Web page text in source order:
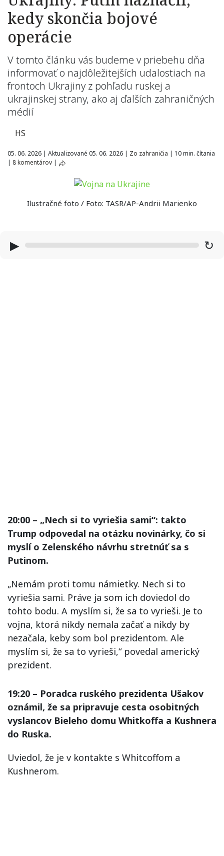
kedy skončia bojové
operácie
V tomto článku vás budeme v priebehu dňa
informovať o najdôležitejších udalostiach na
frontoch Ukrajiny z pohľadu ruskej a
ukrajinskej strany, ako aj ďalších zahraničných
médií
HS
05. 06. 2026 | Aktualizované 05. 06. 2026 | Zo zahraničia | 10 min. čítania
| 8 komentárov |
Ilustračné foto / Foto: TASR/AP-Andrii Marienko
▶ ↻
20:00 – „Nech si to vyriešia sami“: takto
Trump odpovedal na otázku novinárky, čo si
myslí o Zelenského návrhu stretnúť sa s
Putinom.
„Nemám proti tomu námietky. Nech si to
vyriešia sami. Práve ja som ich doviedol do
tohto bodu. A myslím si, že sa to vyrieši. Je to
vojna, ktorá nikdy nemala začať a nikdy by
nezačala, keby som bol prezidentom. Ale
myslím si, že sa to vyrieši,“ povedal americký
prezident.
19:20 – Poradca ruského prezidenta Ušakov
oznámil, že sa pripravuje cesta osobitných
vyslancov Bieleho domu Whitkoffa a Kushnera
do Ruska.
Uviedol, že je v kontakte s Whitcoffom a
Kushnerom.